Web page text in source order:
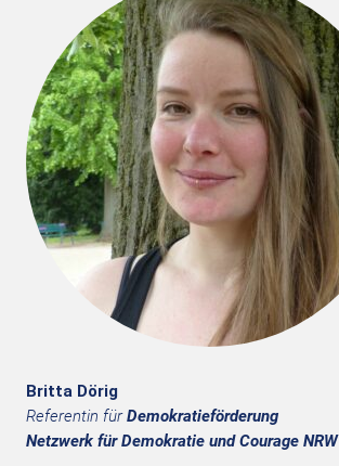
Britta Dörig
Referentin fürDemokratieförderung
Netzwerk für Demokratie und Courage NRW